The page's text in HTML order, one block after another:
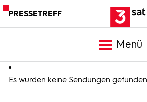
PRESSETREFF
Menü
Meldungen
Es wurden keine Sendungen gefunden